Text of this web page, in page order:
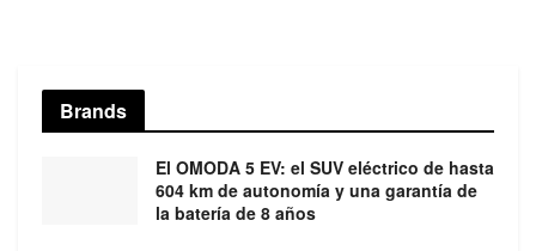
Brands
El OMODA 5 EV: el SUV eléctrico de hasta
604 km de autonomía y una garantía de
la batería de 8 años